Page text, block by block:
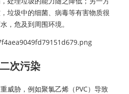
垃圾中的细菌、病毒等有害物质很
，危及到周围环境。
次污染
威胁，例如聚氯乙烯（PVC）导致